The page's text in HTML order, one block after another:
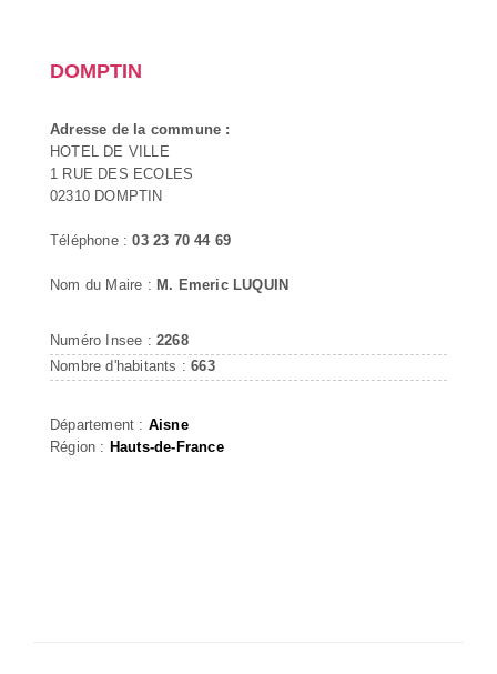
DOMPTIN
Adresse de la commune :
HOTEL DE VILLE
1 RUE DES ECOLES
02310 DOMPTIN
Téléphone :03 23 70 44 69
Nom du Maire : M. Emeric LUQUIN
Numéro Insee : 2268
Nombre d'habitants :663
Département : Aisne
Région : Hauts-de-France